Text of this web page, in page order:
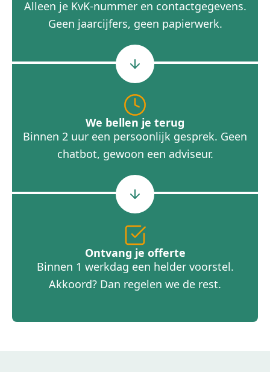
Alleen je KvK-nummer en contactgegevens.
Geen jaarcijfers, geen papierwerk.
We bellen je terug
Binnen 2 uur een persoonlijk gesprek. Geen
chatbot, gewoon een adviseur.
Ontvang je offerte
Binnen 1 werkdag een helder voorstel.
Akkoord? Dan regelen we de rest.